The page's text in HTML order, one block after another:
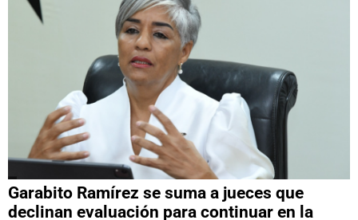
Garabito Ramírez se suma a jueces que
declinan evaluación para continuar en la